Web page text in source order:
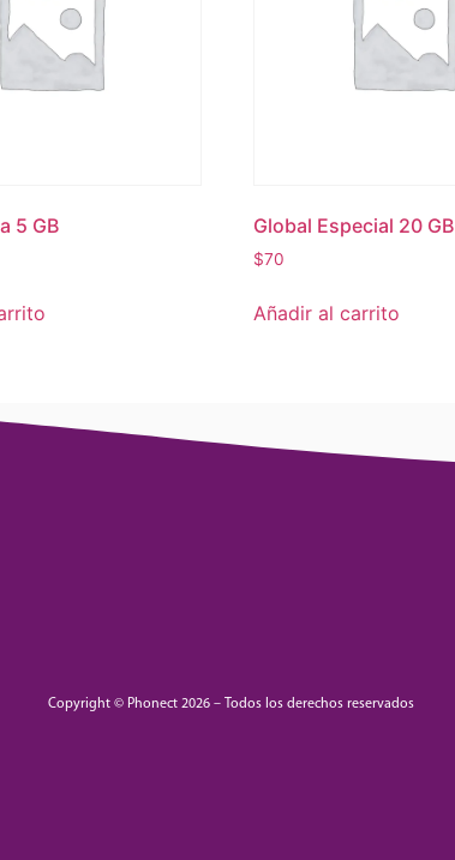
5 GB Global Especial 20 GB
$70
Añadir al carrito
Copyright © Phonect 2026 – Todos los derechos reservados